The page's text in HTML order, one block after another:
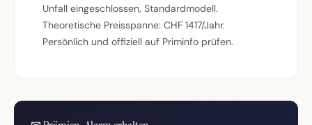
Unfall eingeschlossen, Standardmodell.
Theoretische Preisspanne: CHF 1417/Jahr.
Persönlich und offiziell auf Priminfo prüfen.